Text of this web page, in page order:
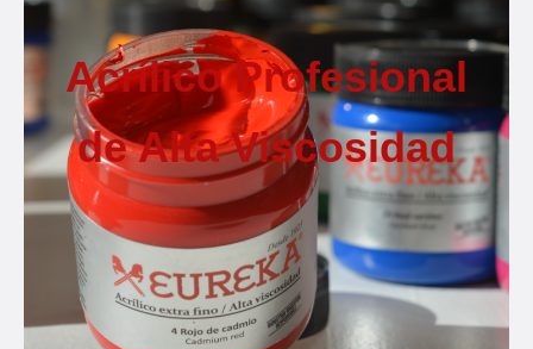
Acrílico Profesional
de Alta Viscosidad